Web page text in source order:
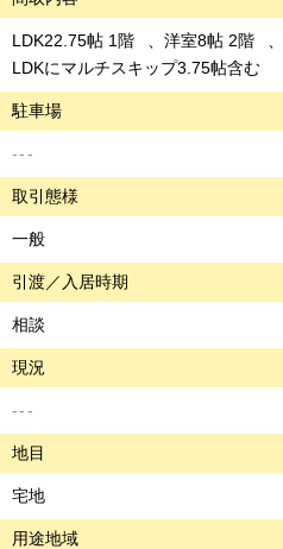
LDK22.75帖 1階 洋室8帖 2階
LDKにマルチスキップ3.75帖含む
駐車場
---
取引態様
一般
引渡／入居時期
相談
現況
---
地目
宅地
用途地域